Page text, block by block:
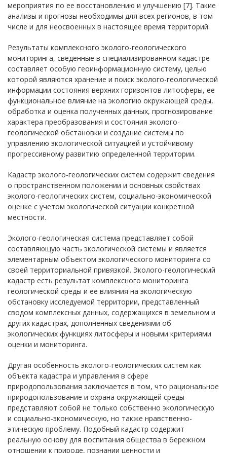
мероприятия по ее восстановлению и улучшению [7]. Такие
анализы и прогнозы необходимы для всех регионов, в том
числе и для неосвоенных в настоящее время территорий.
Результаты комплексного эколого-геологического
мониторинга, сведенные в специализированном кадастре
составляет особую геоинформационную систему, целью
которой являются хранение и поиск эколого-геологической
информации состояния верхних горизонтов литосферы, ее
функциональное влияние на экологию окружающей среды,
обработка и оценка полученных данных, прогнозирование
характера преобразования и состояния эколого-
геологической обстановки и создание системы по
управлению экологической ситуацией и устойчивому
прогрессивному развитию определенной территории.
Кадастр эколого-геологических систем содержит сведения
о пространственном положении и основных свойствах
эколого-геологических систем, социально-экономической
оценке с учетом экологической ситуации конкретной
местности.
Эколого-геологическая система представляет собой
составляющую часть экологической системы и является
элементарным объектом экологического мониторинга со
своей территориальной привязкой. Эколого-геологический
кадастр есть результат комплексного мониторинга
геологической среды и ее влияния на экологическую
обстановку исследуемой территории, представленный
сводом комплексных данных, содержащихся в земельном и
других кадастрах, дополненных сведениями об
экологических функциях литосферы и новыми критериями
оценки и мониторинга.
Другая особенность эколого-геологических систем как
объекта кадастра и управления в сфере
природопользования заключается в том, что рациональное
природопользование и охрана окружающей среды
представляют собой не только собственно экологическую
и социально-экономическую, но также нравственно-
этическую проблему. Подобный кадастр содержит
реальную основу для воспитания общества в бережном
отношении к природе, познании ценности и